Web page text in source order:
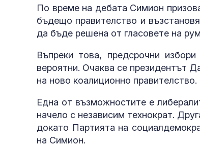
По време на дебата Симион
бъдещо правителство и
да бъде решена от гласовете на
Въпреки това, предсрочни
вероятни. Очаква се президентът
на ново коалиционно правителство.
Една от възможностите е
начело с независим технократ.
докато Партията на
на Симион.